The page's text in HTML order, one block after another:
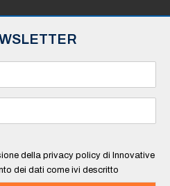
della privacy policy di Innovative
dei dati come ivi descritto